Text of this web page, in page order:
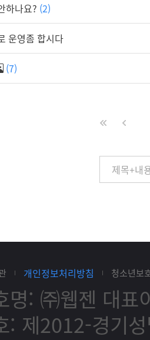
하나요? (2)
운영좀 합시다
(7)
개인정보처리방침 청소년보
명: ㈜웹젠 대표
: 제2012-경기